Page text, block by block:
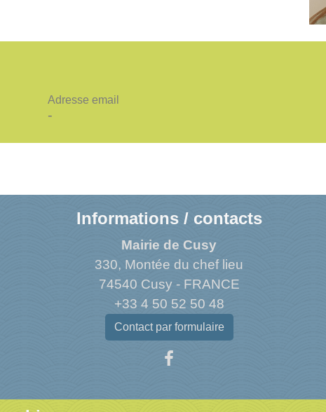
Adresse email
-
Informations / contacts
Mairie de Cusy
330, Montée du chef lieu
74540 Cusy - FRANCE
+33 4 50 52 50 48
Contact par formulaire